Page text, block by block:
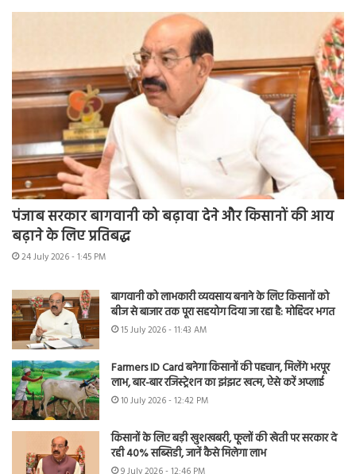
पंजाब सरकार बागवानी को बढ़ावा देने और किसानों की आय
बढ़ाने के लिए प्रतिबद्ध
24 July 2026 - 1:45 PM
बागवानी को लाभकारी व्यवसाय बनाने के लिए किसानों को
बीज से बाजार तक पूरा सहयोग दिया जा रहा है: मोहिंदर भगत
15 July 2026 - 11:43 AM
Farmers ID Card बनेगा किसानों की पहचान, मिलेंगे भरपूर
लाभ, बार-बार रजिस्ट्रेशन का झंझट खत्म, ऐसे करें अप्लाई
10 July 2026 - 12:42 PM
किसानों के लिए बड़ी खुशखबरी, फूलों की खेती पर सरकार दे
रही 40% सब्सिडी, जानें कैसे मिलेगा लाभ